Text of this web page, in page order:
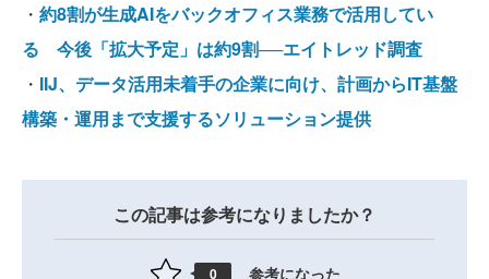
・ 約8割が生成AIをバックオフィス業務で活用してい
る 今後「拡大予定」は約9割──エイトレッド調査
・ IIJ、データ活用未着手の企業に向け、計画からIT基盤
構築・運用まで支援するソリューション提供
この記事は参考になりましたか？
0 参考になった